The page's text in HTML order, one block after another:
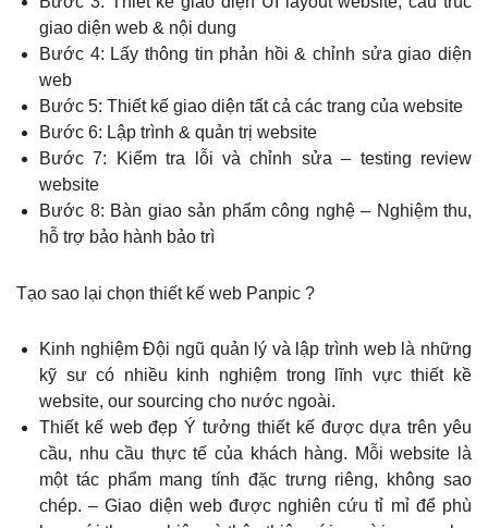
giao diện web & nội dung
Bước 4: Lấy thông tin phản hồi & chỉnh sửa giao diện
web
Bước 5: Thiết kế giao diện tất cả các trang của website
Bước 6: Lập trình & quản trị website
Bước 7: Kiểm tra lỗi và chỉnh sửa – testing review
website
Bước 8: Bàn giao sản phẩm công nghệ – Nghiệm thu,
hỗ trợ bảo hành bảo trì
Tạo sao lại chọn thiết kế web Panpic ?
Kinh nghiệm Đội ngũ quản lý và lập trình web là những
kỹ sư có nhiều kinh nghiệm trong lĩnh vực thiết kề
website, our sourcing cho nước ngoài.
Thiết kế web đẹp Ý tưởng thiết kế được dựa trên yêu
cầu, nhu cầu thực tế của khách hàng. Mỗi website là
một tác phẩm mang tính đặc trưng riêng, không sao
chép. – Giao diện web được nghiên cứu tỉ mỉ để phù